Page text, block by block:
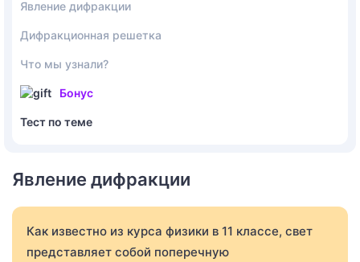
Явление дифракции
Дифракционная решетка
Что мы узнали?
Бонус
Тест по теме
Явление дифракции
Как известно из курса физики в 11 классе, свет
представляет собой поперечную